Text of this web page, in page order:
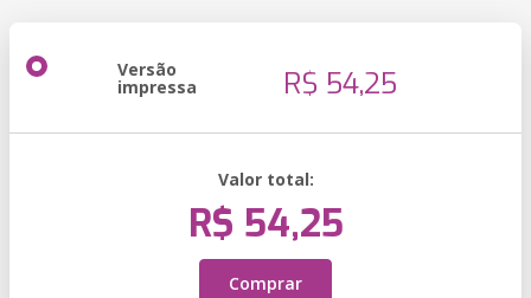
Versão
impressa R$ 54,25
Valor total:
R$ 54,25
Comprar